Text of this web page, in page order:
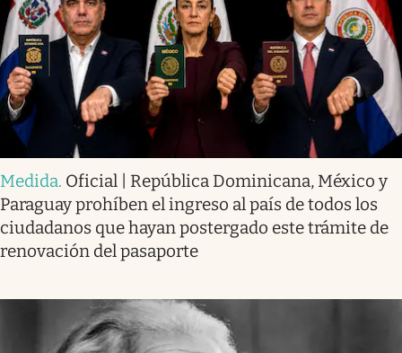
Medida. Oficial | República Dominicana, México y
Paraguay prohíben el ingreso al país de todos los
ciudadanos que hayan postergado este trámite de
renovación del pasaporte